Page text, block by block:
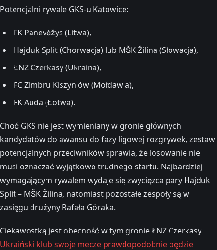
Potencjalni rywale GKS-u Katowice:
FK Panevėžys (Litwa),
Hajduk Split (Chorwacja) lub MŠK Žilina (Słowacja),
ŁNZ Czerkasy (Ukraina),
FC Zimbru Kiszyniów (Mołdawia),
FK Auda (Łotwa).
Choć GKS nie jest wymieniany w gronie głównych
kandydatów do awansu do fazy ligowej rozgrywek, zestaw
potencjalnych przeciwników sprawia, że losowanie nie
musi oznaczać wyjątkowo trudnego startu. Najbardziej
wymagającym rywalem wydaje się zwycięzca pary Hajduk
Split – MŠK Žilina, natomiast pozostałe zespoły są w
zasięgu drużyny Rafała Góraka.
Ciekawostką jest obecność w tym gronie ŁNZ Czerkasy.
Ukraiński klub swoje mecze prawdopodobnie będzie